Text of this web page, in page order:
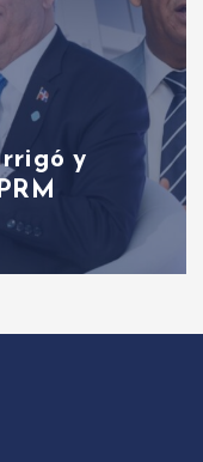
XVI
dirección